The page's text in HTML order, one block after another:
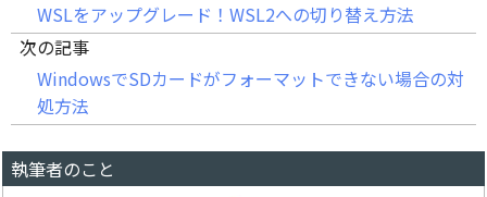
WSLをアップグレード！WSL2への切り替え方法
次の記事
WindowsでSDカードがフォーマットできない場合の対
処方法
執筆者のこと